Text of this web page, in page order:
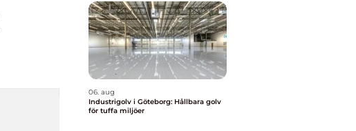
06. aug
Industrigolv i Göteborg: Hållbara golv
för tuffa miljöer